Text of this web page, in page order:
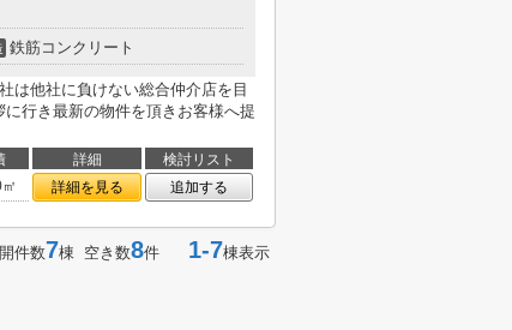
鉄筋コンクリート
は他社に負けない総合仲介店を目
行き最新の物件を頂きお客様へ提
詳細
検討リスト
詳細を見る 追加する
件数7棟 空き数8件 1-7棟表示